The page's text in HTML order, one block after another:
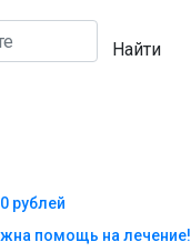
Найти
рублей
помощь на лечение!